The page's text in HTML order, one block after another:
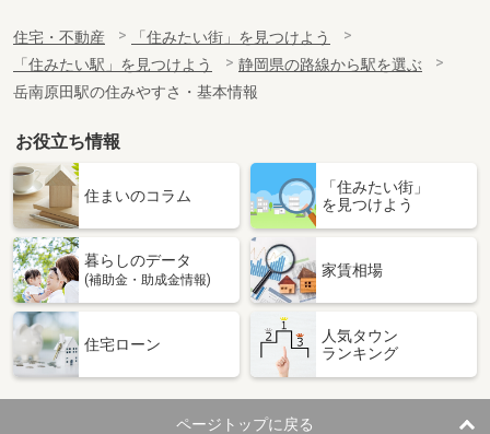
住宅・不動産
「住みたい街」を見つけよう
「住みたい駅」を見つけよう
静岡県の路線から駅を選ぶ
岳南原田駅の住みやすさ・基本情報
お役立ち情報
住まいのコラム
「住みたい街」
を見つけよう
暮らしのデータ
(補助金・助成金情報)
家賃相場
住宅ローン
人気タウン
ランキング
ページトップに戻る